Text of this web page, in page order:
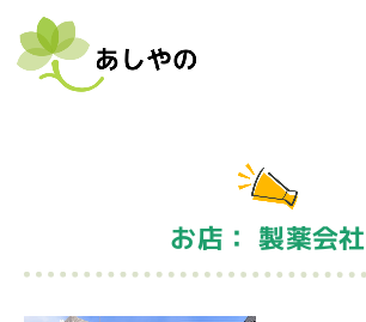
お店： 製薬会社